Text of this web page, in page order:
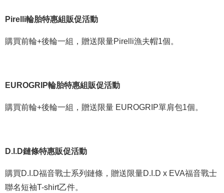
Pirelli輪胎特惠組販促活動
購買前輪+後輪一組，贈送限量Pirelli漁夫帽1個。
EUROGRIP輪胎特惠組販促活動
購買前輪+後輪一組，贈送限量 EUROGRIP單肩包1個。
D.I.D鏈條特惠販促活動
購買D.I.D福音戰士系列鏈條，贈送限量D.I.D x EVA福音戰士
聯名短袖T-shirt乙件。